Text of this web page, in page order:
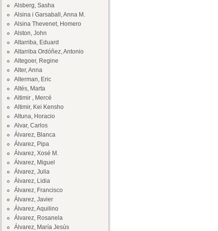
Alsberg, Sasha
Alsina i Garsaball, Anna M.
Alsina Thevenet, Homero
Alston, John
Altarriba, Eduard
Altarriba Ordóñez, Antonio
Altegoer, Regine
Alter, Anna
Alterman, Eric
Altés, Marta
Altimir , Mercé
Altimir, Kei Kensho
Altuna, Horacio
Alvar, Carlos
Álvarez, Blanca
Álvarez, Pipa
Álvarez, Xosé M.
Álvarez, Miguel
Álvarez, Julia
Álvarez, Lidia
Álvarez, Francisco
Álvarez, Javier
Álvarez, Aquilino
Álvarez, Rosanela
Álvarez, María Jesús